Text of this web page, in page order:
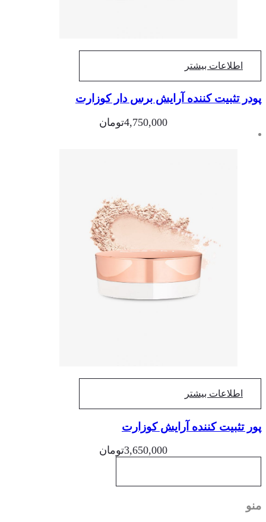
اطلاعات بیشتر
تثبیت کننده آرایش برس دار کوزارت
4,750,000تومان
اطلاعات بیشتر
تثبیت کننده آرایش کوزارت
3,650,000تومان